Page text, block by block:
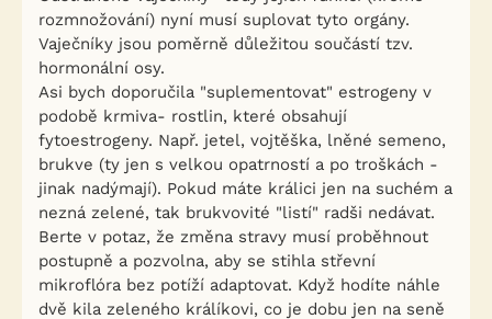
rozmnožování) nyní musí suplovat tyto orgány.
Vaječníky jsou poměrně důležitou součástí tzv.
hormonální osy.
Asi bych doporučila "suplementovat" estrogeny v
podobě krmiva- rostlin, které obsahují
fytoestrogeny. Např. jetel, vojtěška, lněné semeno,
brukve (ty jen s velkou opatrností a po troškách -
jinak nadýmají). Pokud máte králici jen na suchém a
nezná zelené, tak brukvovité "listí" radši nedávat.
Berte v potaz, že změna stravy musí proběhnout
postupně a pozvolna, aby se stihla střevní
mikroflóra bez potíží adaptovat. Když hodíte náhle
dvě kila zeleného králíkovi, co je dobu jen na seně